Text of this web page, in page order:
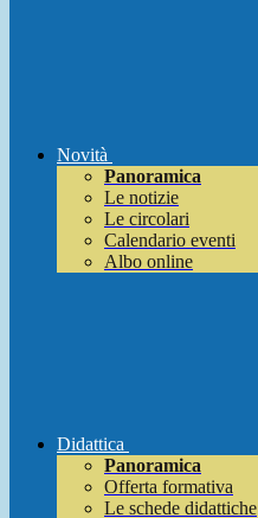
Novità
Panoramica
Le notizie
Le circolari
Calendario eventi
Albo online
Didattica
Panoramica
Offerta formativa
Le schede didattiche